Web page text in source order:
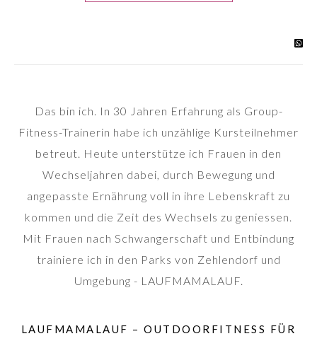
Das bin ich. In 30 Jahren Erfahrung als Group-
Fitness-Trainerin habe ich unzählige Kursteilnehmer
betreut. Heute unterstütze ich Frauen in den
Wechseljahren dabei, durch Bewegung und
angepasste Ernährung voll in ihre Lebenskraft zu
kommen und die Zeit des Wechsels zu geniessen.
Mit Frauen nach Schwangerschaft und Entbindung
trainiere ich in den Parks von Zehlendorf und
Umgebung - LAUFMAMALAUF.
LAUFMAMALAUF – OUTDOORFITNESS FÜR